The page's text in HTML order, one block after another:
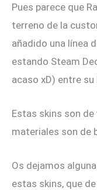
Pues parece que
terreno de la
añadido una línea
estando Steam
acaso xD) entre su
Estas skins son
materiales son de
Os dejamos
estas skins, que